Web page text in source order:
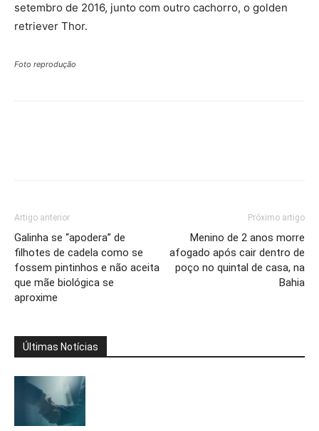
setembro de 2016, junto com outro cachorro, o golden
retriever Thor.
Foto reprodução
Artigo anterior
Galinha se “apodera” de
filhotes de cadela como se
fossem pintinhos e não aceita
que mãe biológica se
aproxime
Próximo artigo
Menino de 2 anos morre
afogado após cair dentro de
poço no quintal de casa, na
Bahia
Últimas Notícias